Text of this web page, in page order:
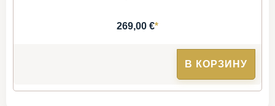
269,00 €*
В КОРЗИНУ